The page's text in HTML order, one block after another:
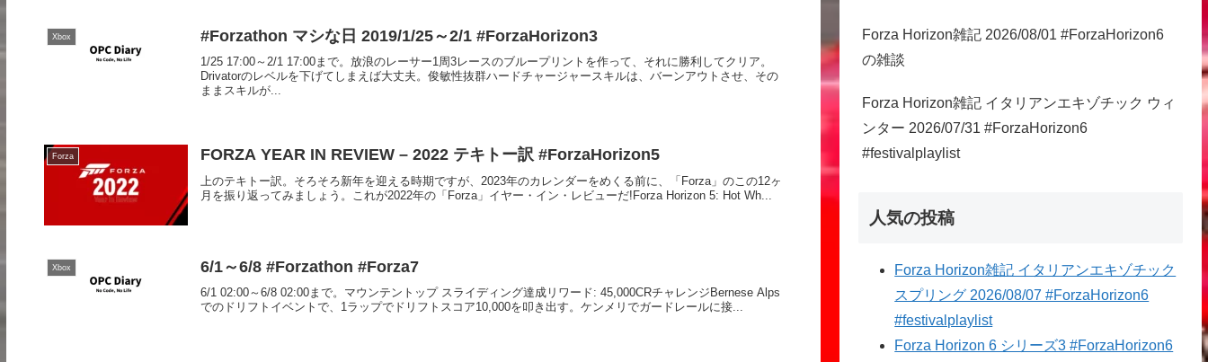
Xbox #Forzathon マシな日 2019/1/25～2/1 #ForzaHorizon3
1/25 17:00～2/1 17:00まで。放浪のレーサー1周3レースのブループリントを作って、それに勝利してクリア。
Drivatorのレベルを下げてしまえば大丈夫。俊敏性抜群ハードチャージャースキルは、バーンアウトさせ、その
ままスキルが...
Forza FORZA YEAR IN REVIEW – 2022 テキトー訳 #ForzaHorizon5
上のテキトー訳。そろそろ新年を迎える時期ですが、2023年のカレンダーをめくる前に、「Forza」のこの12ヶ
月を振り返ってみましょう。これが2022年の「Forza」イヤー・イン・レビューだ!Forza Horizon 5: Hot Wh...
Xbox 6/1～6/8 #Forzathon #Forza7
6/1 02:00～6/8 02:00まで。マウンテントップ スライディング達成リワード: 45,000CRチャレンジBernese Alps
でのドリフトイベントで、1ラップでドリフトスコア10,000を叩き出す。ケンメリでガードレールに接...
Forza Horizon雑記 2026/08/01 #ForzaHorizon6
の雑談
Forza Horizon雑記 イタリアンエキゾチック ウィ
ンター 2026/07/31 #ForzaHorizon6
#festivalplaylist
人気の投稿
Forza Horizon雑記 イタリアンエキゾチック
スプリング 2026/08/07 #ForzaHorizon6
#festivalplaylist
Forza Horizon 6 シリーズ3 #ForzaHorizon6